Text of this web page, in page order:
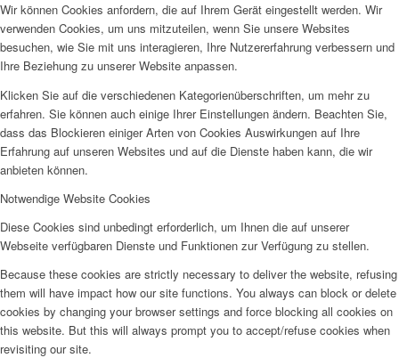
Wir können Cookies anfordern, die auf Ihrem Gerät eingestellt werden. Wir
verwenden Cookies, um uns mitzuteilen, wenn Sie unsere Websites
besuchen, wie Sie mit uns interagieren, Ihre Nutzererfahrung verbessern und
Ihre Beziehung zu unserer Website anpassen.
Klicken Sie auf die verschiedenen Kategorienüberschriften, um mehr zu
erfahren. Sie können auch einige Ihrer Einstellungen ändern. Beachten Sie,
dass das Blockieren einiger Arten von Cookies Auswirkungen auf Ihre
Erfahrung auf unseren Websites und auf die Dienste haben kann, die wir
anbieten können.
Notwendige Website Cookies
Diese Cookies sind unbedingt erforderlich, um Ihnen die auf unserer
Webseite verfügbaren Dienste und Funktionen zur Verfügung zu stellen.
Because these cookies are strictly necessary to deliver the website, refusing
them will have impact how our site functions. You always can block or delete
cookies by changing your browser settings and force blocking all cookies on
this website. But this will always prompt you to accept/refuse cookies when
revisiting our site.